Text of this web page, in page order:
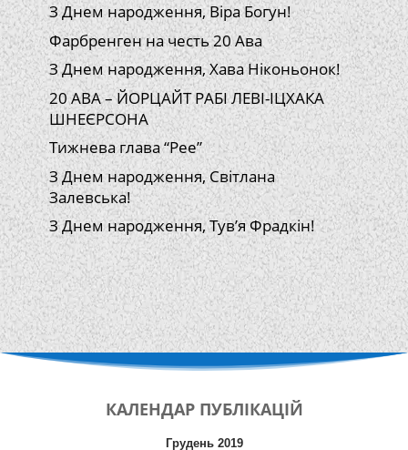
З Днем народження, Віра Богун!
Фарбренген на честь 20 Ава
З Днем народження, Хава Ніконьонок!
20 АВА – ЙОРЦАЙТ РАБІ ЛЕВІ-ІЦХАКА
ШНЕЄРСОНА
Тижнева глава “Рее”
З Днем народження, Світлана
Залевська!
З Днем народження, Тув’я Фрадкін!
КАЛЕНДАР ПУБЛІКАЦІЙ
Грудень 2019